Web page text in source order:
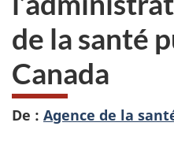
du
site
web,
de la santé
Canada
De : Agence de la